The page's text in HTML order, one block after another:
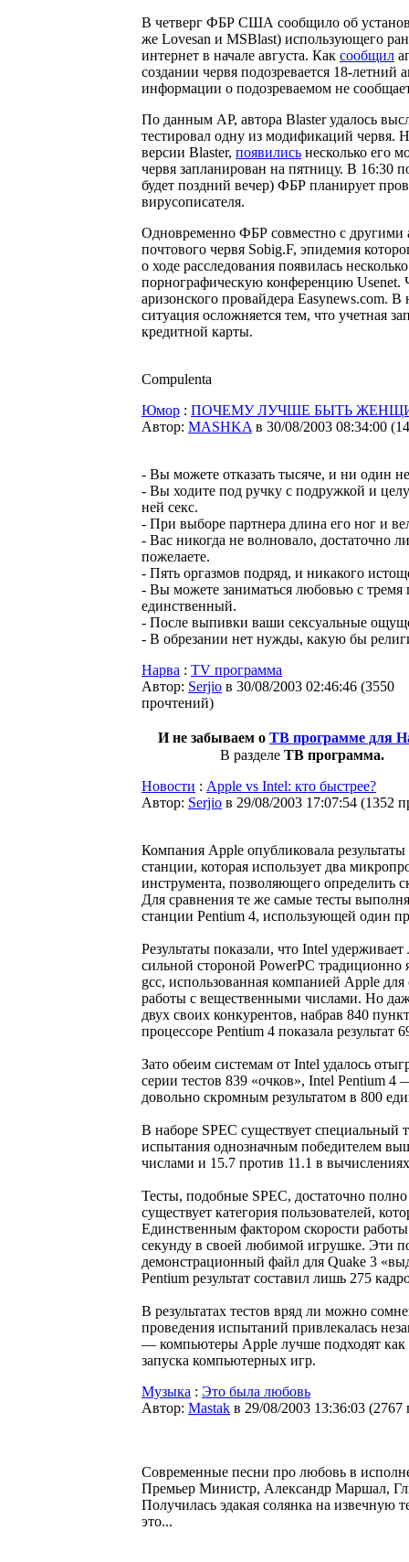
В четверг ФБР США сообщило об
же Lovesan и MSBlast) использующего
интернет в начале августа. Как сообщил
создании червя подозревается 18-
информации о подозреваемом не
По данным AP, автора Blaster удалось
тестировал одну из модификаций червя.
версии Blaster, появились несколько его
червя запланирован на пятницу. В 16:30
будет поздний вечер) ФБР планирует
вирусописателя.
Одновременно ФБР совместно с
почтового червя Sobig.F, эпидемия
о ходе расследования появилась
порнографическую конференцию Usenet.
аризонского провайдера Easynews.com.
ситуация осложняется тем, что учетная
кредитной карты.
Compulenta
Юмор : ПОЧЕМУ ЛУЧШЕ БЫТЬ
Автор: MASHKA в 30/08/2003 08:34:00 (
- Вы можете отказать тысяче, и ни один
- Вы ходите под ручку с подружкой и
ней секс.
- При выборе партнера длина его ног и
- Вас никогда не волновало, достаточно
пожелаете.
- Пять оргазмов подряд, и никакого
- Вы можете заниматься любовью с тремя
единственный.
- После выпивки ваши сексуальные
- В обрезании нет нужды, какую бы
Нарва : TV программа
Автор: Serjio в 30/08/2003 02:46:46 (3550
прочтений)
И не забываем оТВ программе для
В разделе ТВ программа.
Новости : Apple vs Intel: кто быстрее?
Автор: Serjio в 29/08/2003 17:07:54 (1352
Компания Apple опубликовала
станции, которая использует два
инструмента, позволяющего определить
Для сравнения те же самые тесты
станции Pentium 4, использующей один
Результаты показали, что Intel
сильной стороной PowerPC
gcc, использованная компанией Apple
работы с вещественными числами. Но
двух своих конкурентов, набрав 840
процессоре Pentium 4 показала
Зато обеим системам от Intel удалось
серии тестов 839 «очков», Intel Pentium
довольно скромным результатом в 800
В наборе SPEC существует специальный
испытания однозначным победителем
числами и 15.7 против 11.1 в
Тесты, подобные SPEC, достаточно
существует категория пользователей,
Единственным фактором скорости
секунду в своей любимой игрушке. Эти
демонстрационный файл для Quake 3
Pentium результат составил лишь 275
В результатах тестов вряд ли можно
проведения испытаний привлекалась
— компьютеры Apple лучше подходят как
запуска компьютерных игр.
Музыка : Это была любовь
Автор: Мastak в 29/08/2003 13:36:03 (2767
Современные песни про любовь в
Премьер Министр, Александр Маршал,
Получилась эдакая солянка на
это...